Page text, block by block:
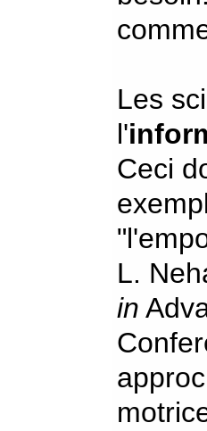
Les
l'
Ceci
L.
in